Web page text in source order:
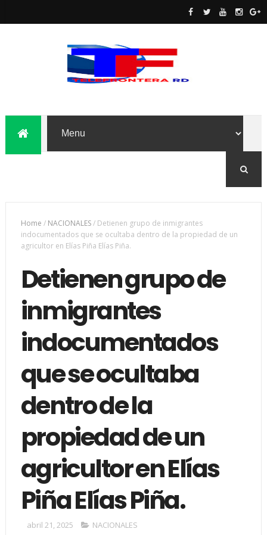
Home / NACIONALES/ Detienen grupo de inmigrantes
indocumentados que se ocultaba dentro de la propiedad de un
agricultor en Elías Piña Elías Piña.
Detienen grupo de
inmigrantes
indocumentados
que se ocultaba
dentro de la
propiedad de un
agricultor en Elías
Piña Elías Piña.
abril 21, 2025 NACIONALES